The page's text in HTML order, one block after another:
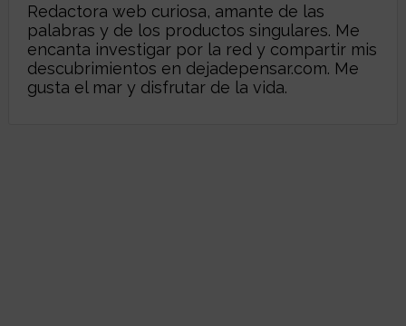
Redactora web curiosa, amante de las
palabras y de los productos singulares. Me
encanta investigar por la red y compartir mis
descubrimientos en dejadepensar.com. Me
gusta el mar y disfrutar de la vida.